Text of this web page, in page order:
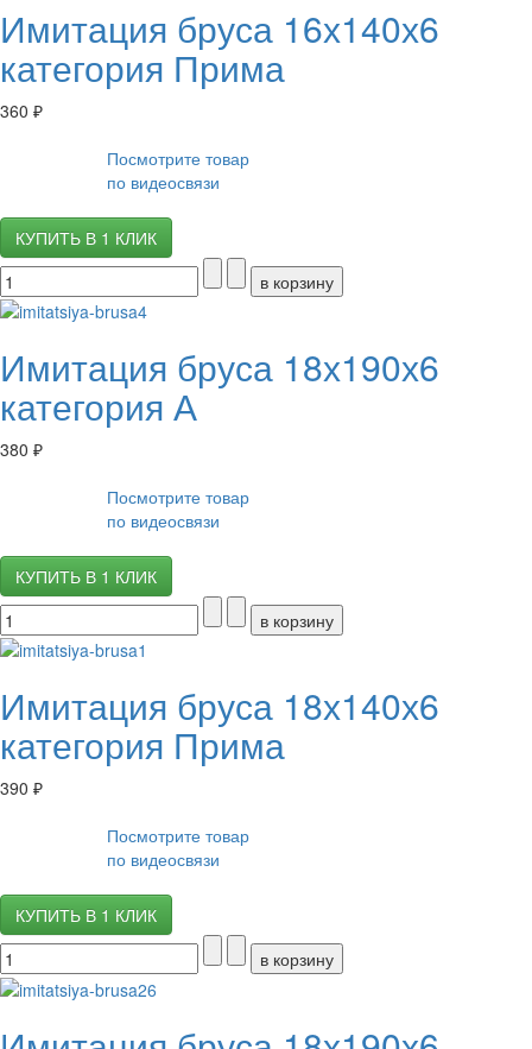
Имитация бруса 16х140х6
категория Прима
360 ₽
Посмотрите товар
по видеосвязи
КУПИТЬ В 1 КЛИК
Имитация бруса 18х190х6
категория А
380 ₽
Посмотрите товар
по видеосвязи
КУПИТЬ В 1 КЛИК
Имитация бруса 18х140х6
категория Прима
390 ₽
Посмотрите товар
по видеосвязи
КУПИТЬ В 1 КЛИК